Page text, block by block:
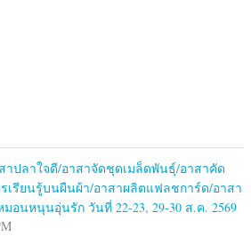
าปลาใจดี/อาสาจัดชุดเมล็ดพันธุ์/อาสาคัด
เรียนรู้บนผืนผ้า/อาสาผลิตแฟลชการ์ด/อาสา
มอนหนุนอุ่นรัก วันที่ 22-23, 29-30 ส.ค. 2569